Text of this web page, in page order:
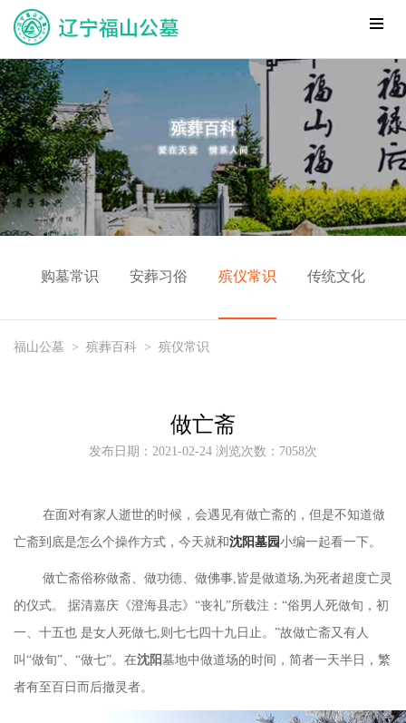
购墓常识 安葬习俗 殡仪常识 传统文化
福山公墓 > 殡葬百科 > 殡仪常识
做亡斋
发布日期：2021-02-24 浏览次数：7058次
在面对有家人逝世的时候，会遇见有做亡斋的，但是不知道做
亡斋到底是怎么个操作方式，今天就和沈阳墓园小编一起看一下。
做亡斋俗称做斋、做功德、做佛事,皆是做道场,为死者超度亡灵
的仪式。 据清嘉庆《澄海县志》“丧礼”所载注：“俗男人死做旬，初
一、十五也 是女人死做七,则七七四十九日止。”故做亡斋又有人
叫“做旬”、“做七”。在沈阳墓地中做道场的时间，简者一天半日，繁
者有至百日而后撤灵者。